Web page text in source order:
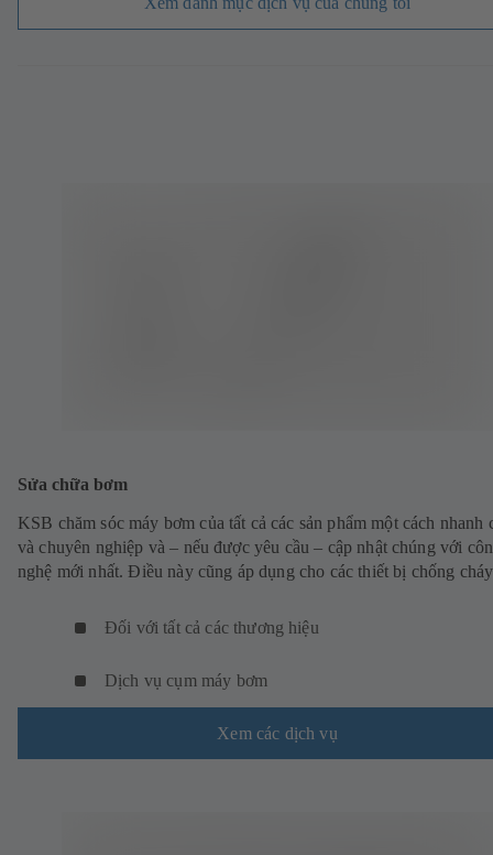
Sửa chữa bơm
KSB chăm sóc máy bơm của tất cả các sản phẩm một cách nhanh
và chuyên nghiệp và – nếu được yêu cầu – cập nhật chúng với
nghệ mới nhất. Điều này cũng áp dụng cho các thiết bị chống
Đối với tất cả các thương hiệu
Dịch vụ cụm máy bơm
Xem các dịch vụ